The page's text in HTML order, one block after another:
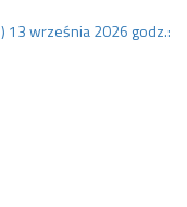
13 września 2026 godz.: